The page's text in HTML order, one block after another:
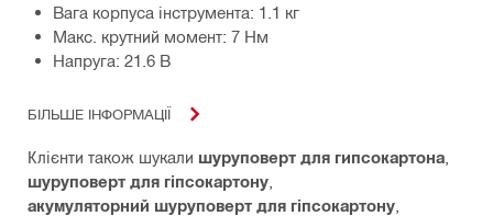
Вага корпуса інструмента: 1.1 кг
Макс. крутний момент: 7 Нм
Напруга: 21.6 В
БІЛЬШЕ ІНФОРМАЦІЇ
Клієнти також шукали шуруповерт для гипсокартона
шуруповерт для гіпсокартону
акумуляторний шуруповерт для гіпсокартону